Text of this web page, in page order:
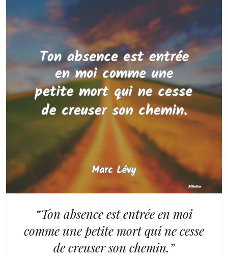
“Ton absence est entrée en moi
comme une petite mort qui ne cesse
de creuser son chemin.”